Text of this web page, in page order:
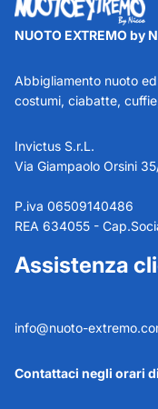
NUOTO EXTREMO by
Abbigliamento nuoto
costumi, ciabatte,
Invictus S.r.L.
Via Giampaolo Orsini
P.iva 06509140486
REA 634055 -
Assistenza
info@nuoto-
Contattaci negli orari